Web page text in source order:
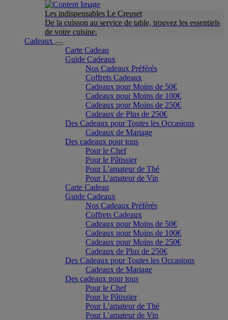
Les indispensables Le Creuset
De la cuisson au service de table, trouvez les essentiels
de votre cuisine.
Cadeaux
Carte Cadeau
Guide Cadeaux
Nos Cadeaux Préférés
Coffrets Cadeaux
Cadeaux pour Moins de 50€
Cadeaux pour Moins de 100€
Cadeaux pour Moins de 250€
Cadeaux de Plus de 250€
Des Cadeaux pour Toutes les Occasions
Cadeaux de Mariage
Des cadeaux pour tous
Pour le Chef
Pour le Pâtissier
Pour L'amateur de Thé
Pour L'amateur de Vin
Carte Cadeau
Guide Cadeaux
Nos Cadeaux Préférés
Coffrets Cadeaux
Cadeaux pour Moins de 50€
Cadeaux pour Moins de 100€
Cadeaux pour Moins de 250€
Cadeaux de Plus de 250€
Des Cadeaux pour Toutes les Occasions
Cadeaux de Mariage
Des cadeaux pour tous
Pour le Chef
Pour le Pâtissier
Pour L'amateur de Thé
Pour L'amateur de Vin